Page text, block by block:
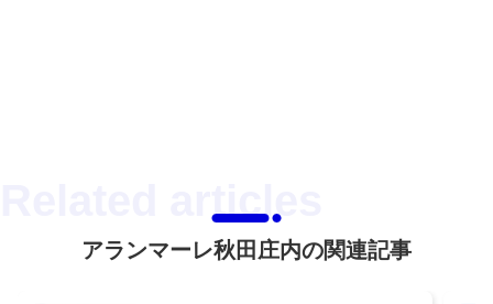
アランマーレ秋田庄内の関連記事